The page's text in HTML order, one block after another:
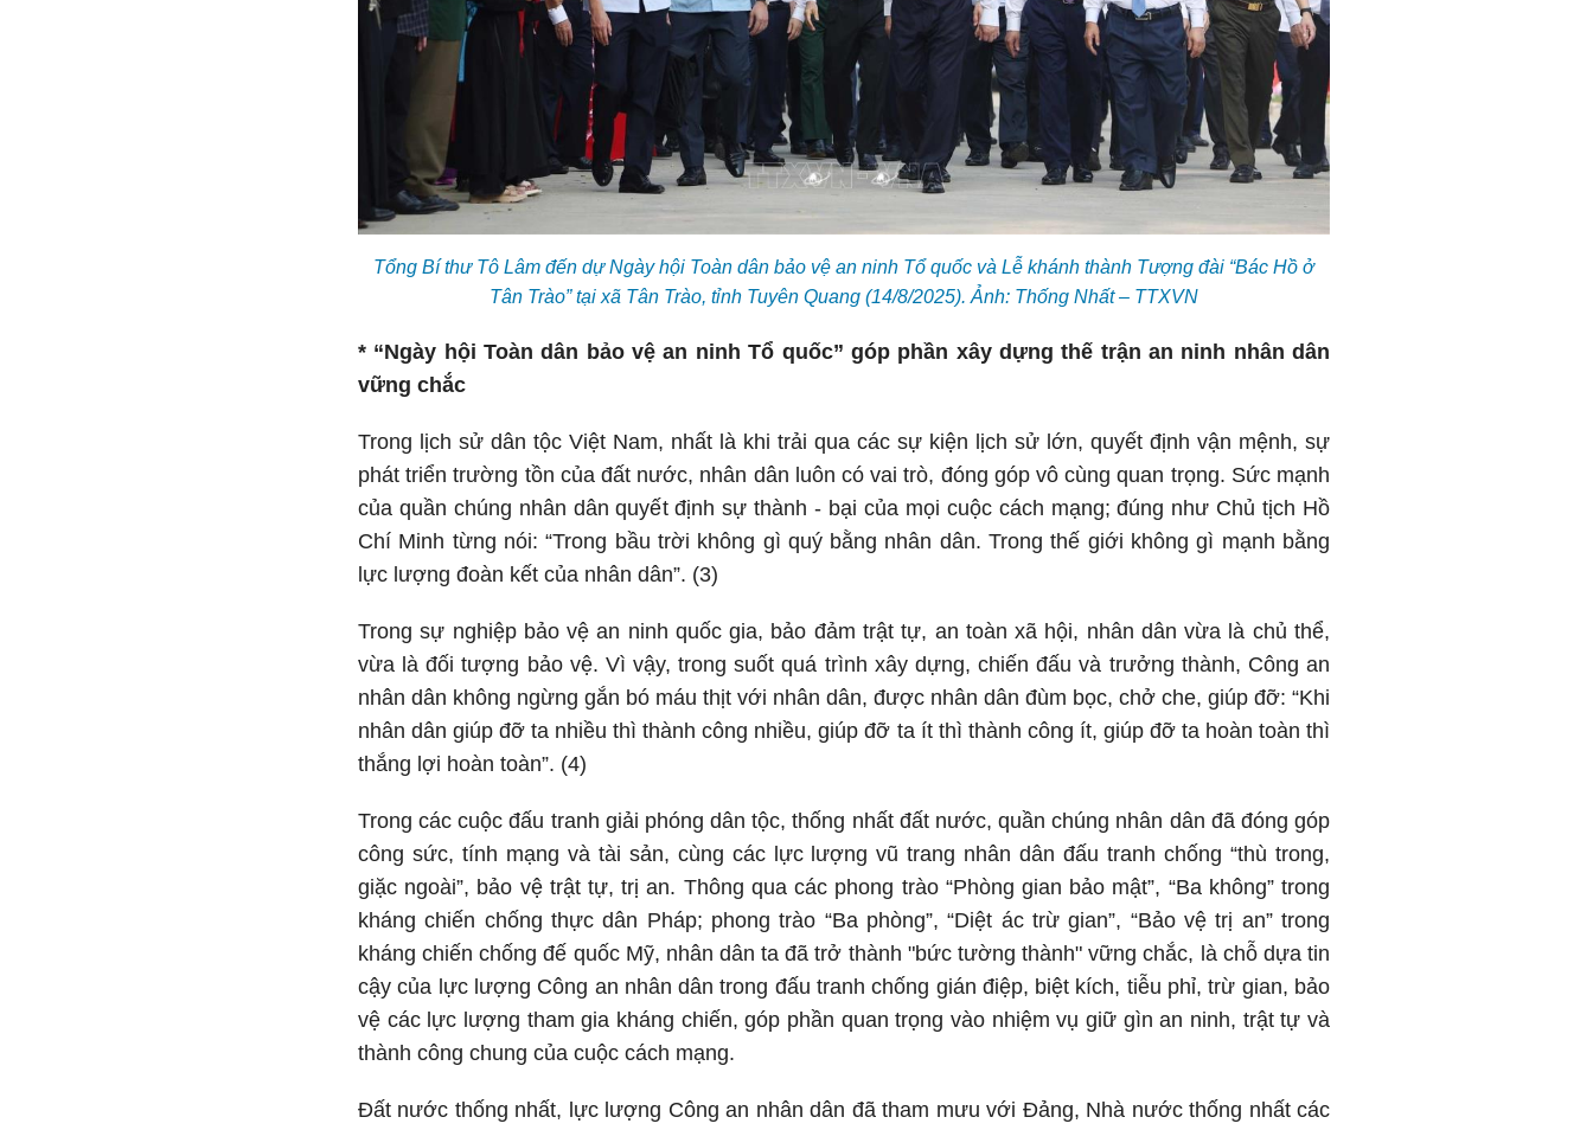
Tổng Bí thư Tô Lâm đến dự Ngày hội Toàn dân bảo vệ an ninh Tổ quốc và Lễ khánh thành Tượng đài “Bác Hồ ở
Tân Trào” tại xã Tân Trào, tỉnh Tuyên Quang (14/8/2025). Ảnh: Thống Nhất – TTXVN
* “Ngày hội Toàn dân bảo vệ an ninh Tổ quốc” góp phần xây dựng thế trận an ninh nhân dân
vững chắc
Trong lịch sử dân tộc Việt Nam, nhất là khi trải qua các sự kiện lịch sử lớn, quyết định vận mệnh, sự
phát triển trường tồn của đất nước, nhân dân luôn có vai trò, đóng góp vô cùng quan trọng. Sức mạnh
của quần chúng nhân dân quyết định sự thành - bại của mọi cuộc cách mạng; đúng như Chủ tịch Hồ
Chí Minh từng nói: “Trong bầu trời không gì quý bằng nhân dân. Trong thế giới không gì mạnh bằng
lực lượng đoàn kết của nhân dân”. (3)
Trong sự nghiệp bảo vệ an ninh quốc gia, bảo đảm trật tự, an toàn xã hội, nhân dân vừa là chủ thể,
vừa là đối tượng bảo vệ. Vì vậy, trong suốt quá trình xây dựng, chiến đấu và trưởng thành, Công an
nhân dân không ngừng gắn bó máu thịt với nhân dân, được nhân dân đùm bọc, chở che, giúp đỡ: “Khi
nhân dân giúp đỡ ta nhiều thì thành công nhiều, giúp đỡ ta ít thì thành công ít, giúp đỡ ta hoàn toàn thì
thắng lợi hoàn toàn”. (4)
Trong các cuộc đấu tranh giải phóng dân tộc, thống nhất đất nước, quần chúng nhân dân đã đóng góp
công sức, tính mạng và tài sản, cùng các lực lượng vũ trang nhân dân đấu tranh chống “thù trong,
giặc ngoài”, bảo vệ trật tự, trị an. Thông qua các phong trào “Phòng gian bảo mật”, “Ba không” trong
kháng chiến chống thực dân Pháp; phong trào “Ba phòng”, “Diệt ác trừ gian”, “Bảo vệ trị an” trong
kháng chiến chống đế quốc Mỹ, nhân dân ta đã trở thành "bức tường thành" vững chắc, là chỗ dựa tin
cậy của lực lượng Công an nhân dân trong đấu tranh chống gián điệp, biệt kích, tiễu phỉ, trừ gian, bảo
vệ các lực lượng tham gia kháng chiến, góp phần quan trọng vào nhiệm vụ giữ gìn an ninh, trật tự và
thành công chung của cuộc cách mạng.
Đất nước thống nhất, lực lượng Công an nhân dân đã tham mưu với Đảng, Nhà nước thống nhất các